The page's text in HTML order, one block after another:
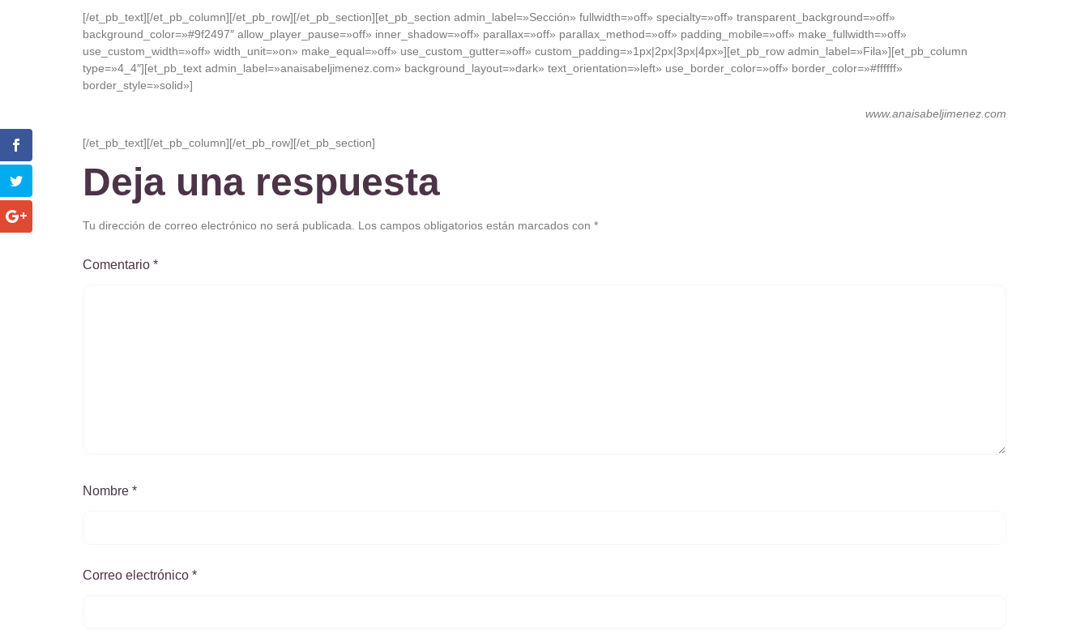
[/et_pb_text][/et_pb_column][/et_pb_row][/et_pb_section][et_pb_section admin_label=»Sección» fullwidth=»off» specialty=»off» transparent_background=»off»
background_color=»#9f2497″ allow_player_pause=»off» inner_shadow=»off» parallax=»off» parallax_method=»off» padding_mobile=»off» make_fullwidth=»off»
use_custom_width=»off» width_unit=»on» make_equal=»off» use_custom_gutter=»off» custom_padding=»1px|2px|3px|4px»][et_pb_row admin_label=»Fila»][et_pb_column
type=»4_4″][et_pb_text admin_label=»anaisabeljimenez.com» background_layout=»dark» text_orientation=»left» use_border_color=»off» border_color=»#ffffff»
border_style=»solid»]
www.anaisabeljimenez.com
[/et_pb_text][/et_pb_column][/et_pb_row][/et_pb_section]
Deja una respuesta
Tu dirección de correo electrónico no será publicada. Los campos obligatorios están marcados con *
Comentario *
Nombre *
Correo electrónico *